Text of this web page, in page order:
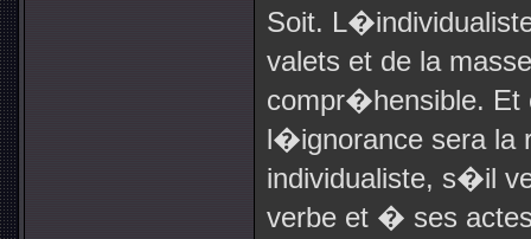
Soit.
valets et de la
compr�hensible. Et
l�ignorance sera la
individualiste, s�il
verbe et � ses